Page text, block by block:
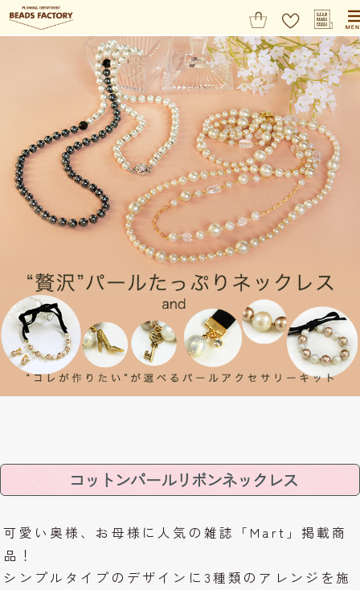
コットンパールリボンネックレス
可愛い奥様、お母様に人気の雑誌「Mart」掲載商
品！
シンプルタイプのデザインに3種類のアレンジを施